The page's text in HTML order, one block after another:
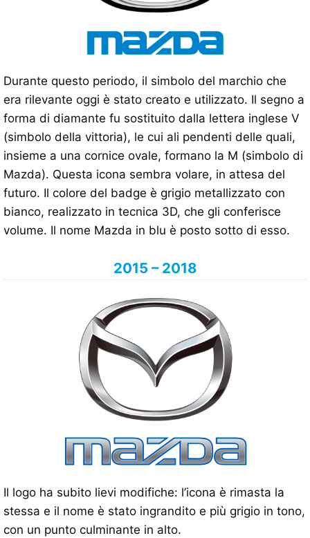
Durante questo periodo, il simbolo del marchio che
era rilevante oggi è stato creato e utilizzato. Il segno a
forma di diamante fu sostituito dalla lettera inglese V
(simbolo della vittoria), le cui ali pendenti delle quali,
insieme a una cornice ovale, formano la M (simbolo di
Mazda). Questa icona sembra volare, in attesa del
futuro. Il colore del badge è grigio metallizzato con
bianco, realizzato in tecnica 3D, che gli conferisce
volume. Il nome Mazda in blu è posto sotto di esso.
2015 – 2018
Il logo ha subito lievi modifiche: l’icona è rimasta la
stessa e il nome è stato ingrandito e più grigio in tono,
con un punto culminante in alto.